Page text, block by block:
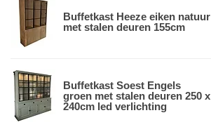
Buffetkast Heeze eiken natuur
met stalen deuren 155cm
Buffetkast Soest Engels
groen met stalen deuren 250 x
240cm led verlichting